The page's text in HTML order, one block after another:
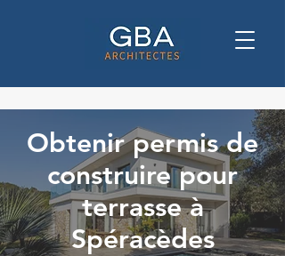
Obtenir permis de
construire pour
terrasse à
Spéracèdes